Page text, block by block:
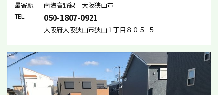
最寄駅
南海高野線 大阪狭山市
TEL
050-1807-0921
大阪府大阪狭山市狭山１丁目８０５−５